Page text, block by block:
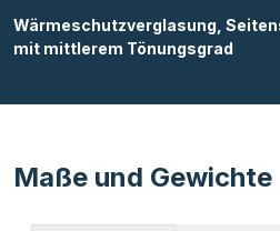
Wärmeschutzverglasung,
mit mittlerem Tönungsgrad
Maße und Gewichte